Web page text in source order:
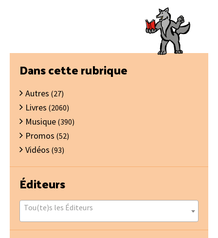
Barre
latérale
principale
Dans cette rubrique
Autres (27)
Livres (2060)
Musique (390)
Promos (52)
Vidéos (93)
Éditeurs
Tou(te)s les Éditeurs